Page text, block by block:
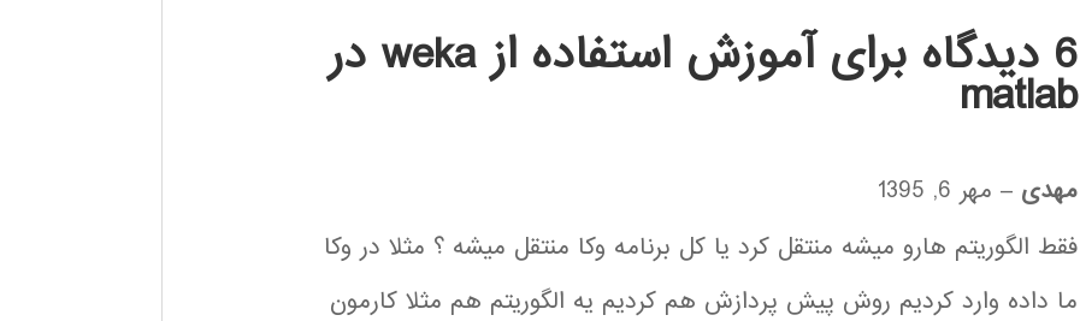
6 دیدگاه برای آموزش استفاده از weka در
matlab
مهدی – مهر 6, 1395
فقط الگوریتم هارو میشه منتقل کرد یا کل برنامه وکا منتقل میشه ؟ مثلا در وکا
ما داده وارد کردیم روش پیش پردازش هم کردیم یه الگوریتم هم مثلا کارمون